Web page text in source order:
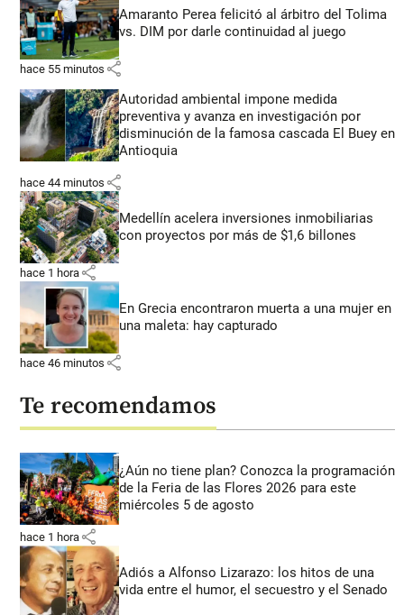
Amaranto Perea felicitó al árbitro del Tolima
vs. DIM por darle continuidad al juego
hace 55 minutos share
Autoridad ambiental impone medida
preventiva y avanza en investigación por
disminución de la famosa cascada El Buey en
Antioquia
hace 44 minutos share
Medellín acelera inversiones inmobiliarias
con proyectos por más de $1,6 billones
hace 1 hora share
En Grecia encontraron muerta a una mujer en
una maleta: hay capturado
hace 46 minutos share
Te recomendamos
¿Aún no tiene plan? Conozca la programación
de la Feria de las Flores 2026 para este
miércoles 5 de agosto
hace 1 hora share
Adiós a Alfonso Lizarazo: los hitos de una
vida entre el humor, el secuestro y el Senado